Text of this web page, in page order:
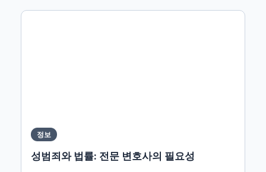
정보
성범죄와 법률: 전문 변호사의 필요성